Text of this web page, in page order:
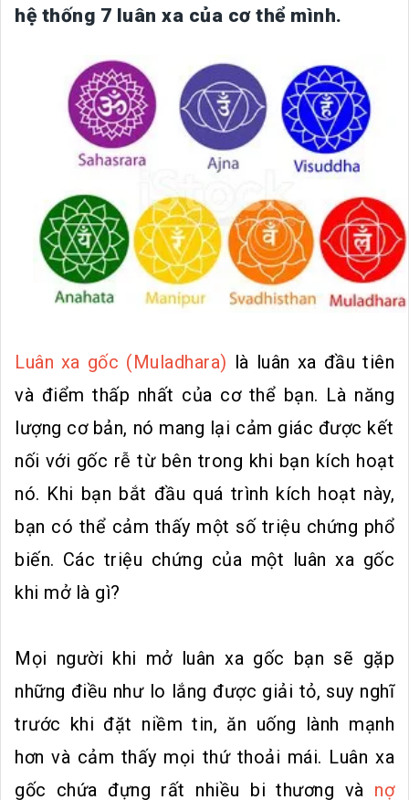
hệ thống 7 luân xa của cơ thể mình.
Luân xa gốc (Muladhara) là luân xa đầu tiên
và điểm thấp nhất của cơ thể bạn. Là năng
lượng cơ bản, nó mang lại cảm giác được kết
nối với gốc rễ từ bên trong khi bạn kích hoạt
nó. Khi bạn bắt đầu quá trình kích hoạt này,
bạn có thể cảm thấy một số triệu chứng phổ
biến. Các triệu chứng của một luân xa gốc
khi mở là gì?
Mọi người khi mở luân xa gốc bạn sẽ gặp
những điều như lo lắng được giải tỏ, suy nghĩ
trước khi đặt niềm tin, ăn uống lành mạnh
hơn và cảm thấy mọi thứ thoải mái. Luân xa
gốc chứa đựng rất nhiều bi thương và nợ